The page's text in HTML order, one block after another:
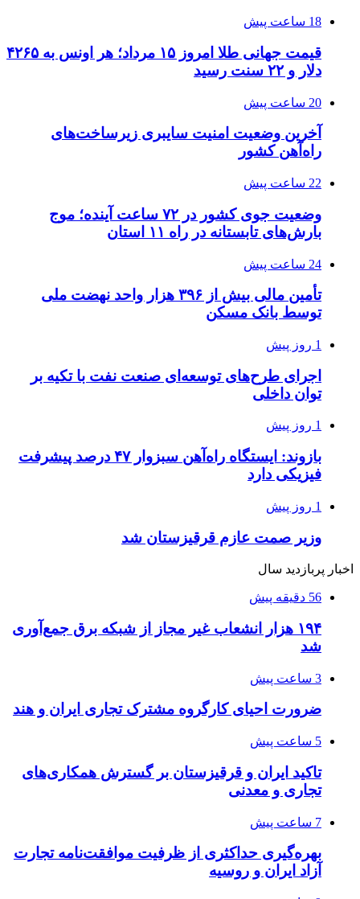
18 ساعت پیش
قیمت جهانی طلا امروز ۱۵ مرداد؛ هر اونس به ۴۲۶۵
دلار و ۲۲ سنت رسید
20 ساعت پیش
آخرین وضعیت امنیت سایبری زیرساخت‌های
راه‌آهن کشور
22 ساعت پیش
وضعیت جوی کشور در ۷۲ ساعت آینده؛ موج
بارش‌های تابستانه در راه ۱۱ استان
24 ساعت پیش
تأمین مالی بیش از ۳۹۶ هزار واحد نهضت ملی
توسط بانک مسکن
1 روز پیش
اجرای طرح‌های توسعه‌ای صنعت نفت با تکیه بر
توان داخلی
1 روز پیش
بازوند: ایستگاه راه‌آهن سبزوار ۴۷ درصد پیشرفت
فیزیکی دارد
1 روز پیش
وزیر صمت عازم قرقیزستان شد
اخبار پربازدید سال
56 دقیقه پیش
۱۹۴ هزار انشعاب غیر مجاز از شبکه برق جمع‌آوری
شد
3 ساعت پیش
ضرورت احیای کارگروه مشترک تجاری ایران و هند
5 ساعت پیش
تاکید ایران و قرقیزستان بر گسترش همکاری‌های
تجاری و معدنی
7 ساعت پیش
بهره‌گیری حداکثری از ظرفیت موافقت‌نامه تجارت
آزاد ایران و روسیه